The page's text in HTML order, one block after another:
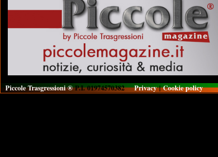
Piccole Trasgressioni ®P.I. 01974570382Privacy|Cookie policy